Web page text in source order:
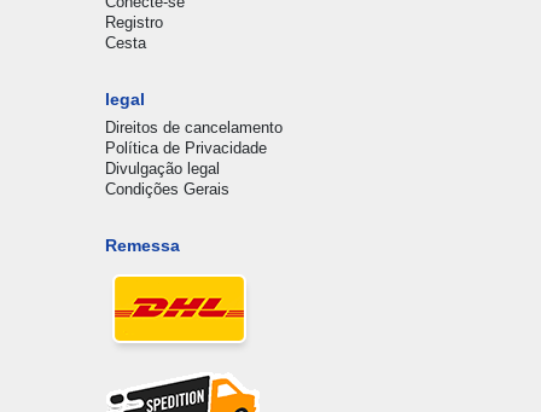
Registro
Cesta
legal
Direitos de cancelamento
Política de Privacidade
Divulgação legal
Condições Gerais
Remessa